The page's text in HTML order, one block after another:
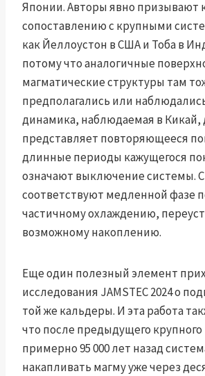
Японии. Авторы явно призывают
сопоставлению с крупными
как Йеллоустон в США и Тоба в
потому что аналогичные
магматические структуры там
предполагались или
динамика, наблюдаемая в Кикай,
представляет повторяющееся
длинные периоды кажущегося
означают выключение системы.
соответствуют медленной фазе
частичному охлаждению,
возможному накоплению.
Еще один полезный элемент
исследования JAMSTEC 2024 о
той же кальдеры. И эта работа
что после предыдущего
примерно 95 000 лет назад
накапливать магму уже через